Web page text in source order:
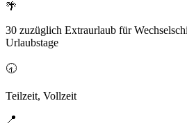
🌴
30 zuzüglich Extraurlaub für
Urlaubstage
🕣
Teilzeit, Vollzeit
📍